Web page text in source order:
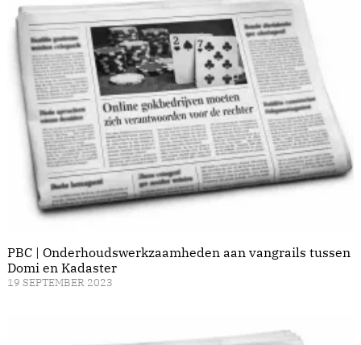
PBC | Onderhoudswerkzaamheden aan vangrails tussen
Domi en Kadaster
19 SEPTEMBER 2023